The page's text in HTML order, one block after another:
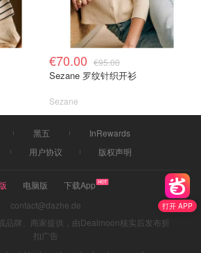
打开 APP
€70.00 €95.00
Sezane 罗纹针织开衫
Sezane
黑五
InRewards
用户协议 版权声明
电脑版
下载App
contact@dazhe.de
品牌、商家提供，由Dealmoon核实后发布折
扣广告